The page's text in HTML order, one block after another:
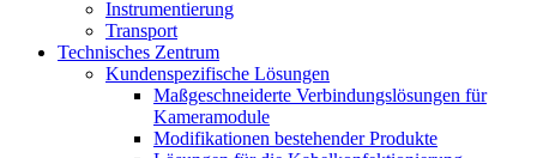
Instrumentierung
Transport
Technisches Zentrum
Kundenspezifische Lösungen
Maßgeschneiderte Verbindungslösungen für
Kameramodule
Modifikationen bestehender Produkte